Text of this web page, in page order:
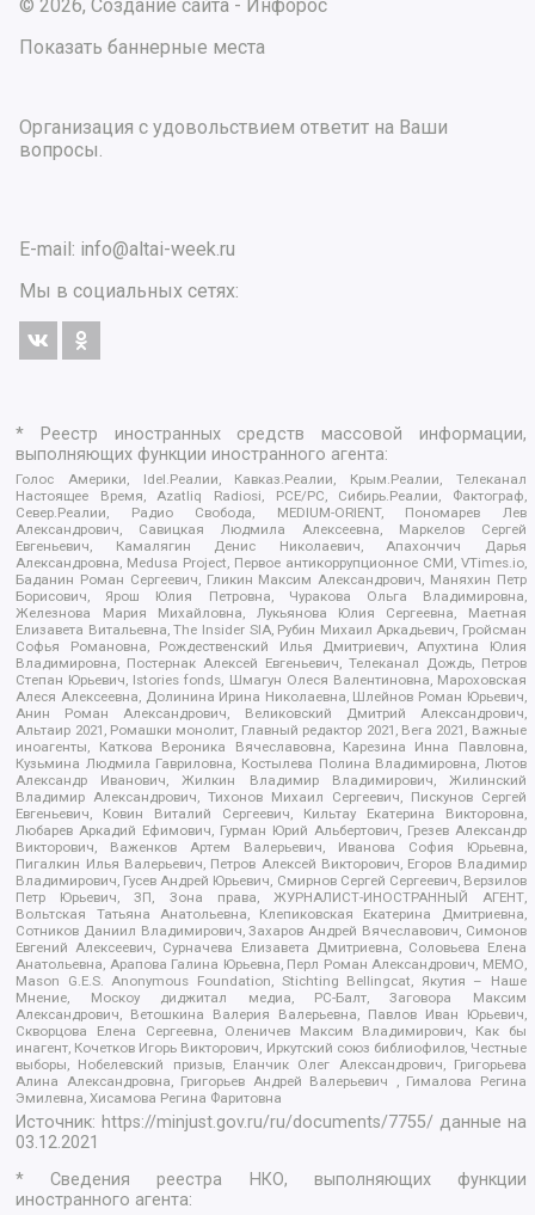
© 2026, Создание сайта - Инфорос
Показать баннерные места
Организация с удовольствием ответит на Ваши
вопросы.
E-mail: info@altai-week.ru
Мы в социальных сетях:
* Реестр иностранных средств массовой информации,
выполняющих функции иностранного агента:
Голос Америки, Idel.Реалии, Кавказ.Реалии, Крым.Реалии, Телеканал
Настоящее Время, Azatliq Radiosi, PCE/PC, Сибирь.Реалии, Фактограф,
Север.Реалии, Радио Свобода, MEDIUM-ORIENT, Пономарев Лев
Александрович, Савицкая Людмила Алексеевна, Маркелов Сергей
Евгеньевич, Камалягин Денис Николаевич, Апахончич Дарья
Александровна, Medusa Project, Первое антикоррупционное СМИ, VTimes.io,
Баданин Роман Сергеевич, Гликин Максим Александрович, Маняхин Петр
Борисович, Ярош Юлия Петровна, Чуракова Ольга Владимировна,
Железнова Мария Михайловна, Лукьянова Юлия Сергеевна, Маетная
Елизавета Витальевна, The Insider SIA, Рубин Михаил Аркадьевич, Гройсман
Софья Романовна, Рождественский Илья Дмитриевич, Апухтина Юлия
Владимировна, Постернак Алексей Евгеньевич, Телеканал Дождь, Петров
Степан Юрьевич, Istories fonds, Шмагун Олеся Валентиновна, Мароховская
Алеся Алексеевна, Долинина Ирина Николаевна, Шлейнов Роман Юрьевич,
Анин Роман Александрович, Великовский Дмитрий Александрович,
Альтаир 2021, Ромашки монолит, Главный редактор 2021, Вега 2021, Важные
иноагенты, Каткова Вероника Вячеславовна, Карезина Инна Павловна,
Кузьмина Людмила Гавриловна, Костылева Полина Владимировна, Лютов
Александр Иванович, Жилкин Владимир Владимирович, Жилинский
Владимир Александрович, Тихонов Михаил Сергеевич, Пискунов Сергей
Евгеньевич, Ковин Виталий Сергеевич, Кильтау Екатерина Викторовна,
Любарев Аркадий Ефимович, Гурман Юрий Альбертович, Грезев Александр
Викторович, Важенков Артем Валерьевич, Иванова София Юрьевна,
Пигалкин Илья Валерьевич, Петров Алексей Викторович, Егоров Владимир
Владимирович, Гусев Андрей Юрьевич, Смирнов Сергей Сергеевич, Верзилов
Петр Юрьевич, ЗП, Зона права, ЖУРНАЛИСТ-ИНОСТРАННЫЙ АГЕНТ,
Вольтская Татьяна Анатольевна, Клепиковская Екатерина Дмитриевна,
Сотников Даниил Владимирович, Захаров Андрей Вячеславович, Симонов
Евгений Алексеевич, Сурначева Елизавета Дмитриевна, Соловьева Елена
Анатольевна, Арапова Галина Юрьевна, Перл Роман Александрович, МЕМО,
Mason G.E.S. Anonymous Foundation, Stichting Bellingcat, Якутия – Наше
Мнение, Москоу диджитал медиа, РС-Балт, Заговора Максим
Александрович, Ветошкина Валерия Валерьевна, Павлов Иван Юрьевич,
Скворцова Елена Сергеевна, Оленичев Максим Владимирович, Как бы
инагент, Кочетков Игорь Викторович, Иркутский союз библиофилов, Честные
выборы, Нобелевский призыв, Еланчик Олег Александрович, Григорьева
Алина Александровна, Григорьев Андрей Валерьевич , Гималова Регина
Эмилевна, Хисамова Регина Фаритовна
Источник: https://minjust.gov.ru/ru/documents/7755/ данные на
03.12.2021
* Сведения реестра НКО, выполняющих функции
иностранного агента: